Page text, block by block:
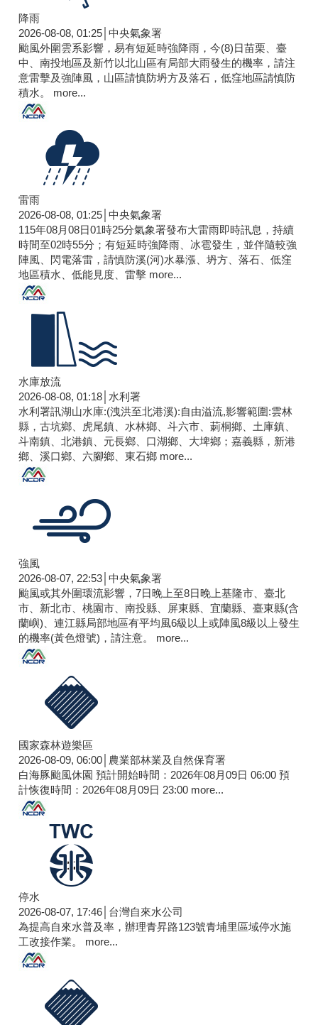
降雨
2026-08-08, 01:25│中央氣象署
颱風外圍雲系影響，易有短延時強降雨，今(8)日苗栗、臺
中、南投地區及新竹以北山區有局部大雨發生的機率，請注
意雷擊及強陣風，山區請慎防坍方及落石，低窪地區請慎防
積水。 more...
雷雨
2026-08-08, 01:25│中央氣象署
115年08月08日01時25分氣象署發布大雷雨即時訊息，持續
時間至02時55分；有短延時強降雨、冰雹發生，並伴隨較強
陣風、閃電落雷，請慎防溪(河)水暴漲、坍方、落石、低窪
地區積水、低能見度、雷擊 more...
水庫放流
2026-08-08, 01:18│水利署
水利署訊湖山水庫:(洩洪至北港溪):自由溢流,影響範圍:雲林
縣，古坑鄉、虎尾鎮、水林鄉、斗六市、莿桐鄉、土庫鎮、
斗南鎮、北港鎮、元長鄉、口湖鄉、大埤鄉；嘉義縣，新港
鄉、溪口鄉、六腳鄉、東石鄉 more...
強風
2026-08-07, 22:53│中央氣象署
颱風或其外圍環流影響，7日晚上至8日晚上基隆市、臺北
市、新北市、桃園市、南投縣、屏東縣、宜蘭縣、臺東縣(含
蘭嶼)、連江縣局部地區有平均風6級以上或陣風8級以上發生
的機率(黃色燈號)，請注意。 more...
國家森林遊樂區
2026-08-09, 06:00│農業部林業及自然保育署
白海豚颱風休園 預計開始時間：2026年08月09日 06:00 預
計恢復時間：2026年08月09日 23:00 more...
停水
2026-08-07, 17:46│台灣自來水公司
為提高自來水普及率，辦理青昇路123號青埔里區域停水施
工改接作業。 more...